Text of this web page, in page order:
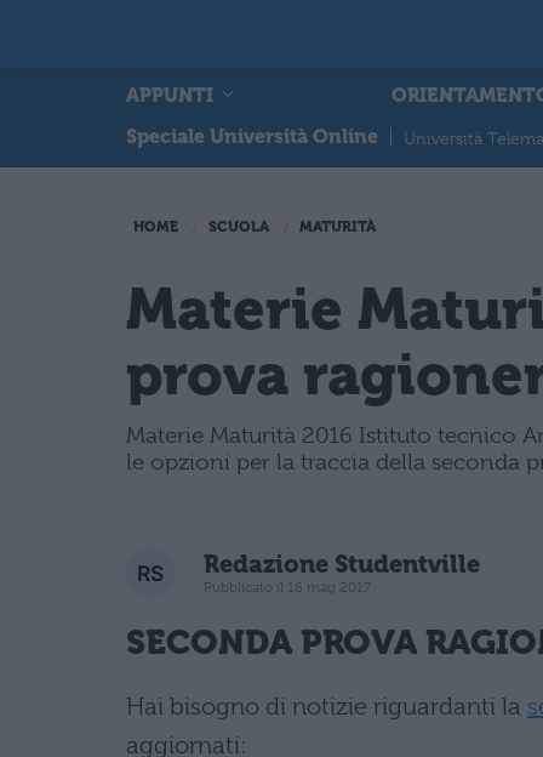
APPUNTI
Speciale Università Online
Università
HOME SCUOLA MATURITÀ
Materie
prova
Materie Maturità 2016 Istituto tecnico
le opzioni per la traccia della seconda
Redazione Studentville
Pubblicato il 16 mag 2017
SECONDA PROVA
Hai bisogno di notizie riguardanti la
aggiornati: